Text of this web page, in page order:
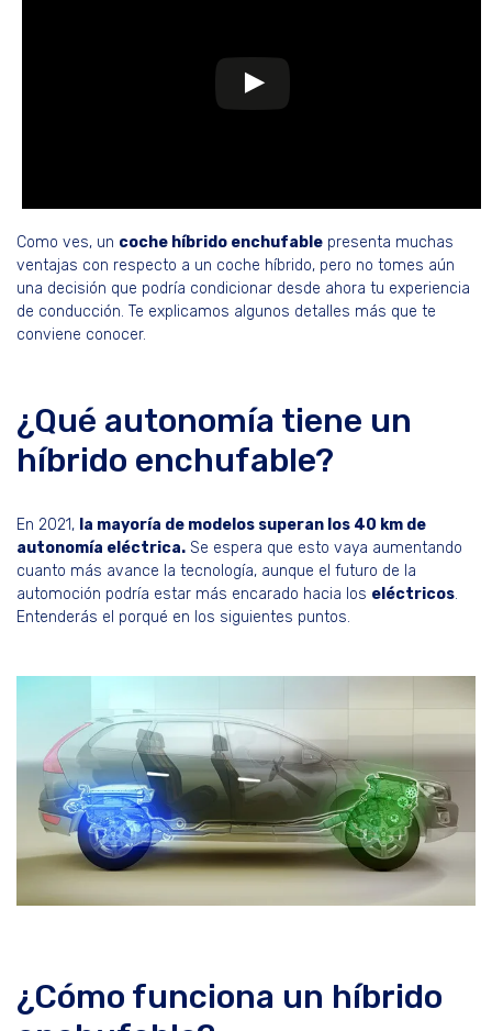
Como ves, un coche híbrido enchufable presenta muchas
ventajas con respecto a un coche híbrido, pero no tomes aún
una decisión que podría condicionar desde ahora tu experiencia
de conducción. Te explicamos algunos detalles más que te
conviene conocer.
¿Qué autonomía tiene un
híbrido enchufable?
En 2021, la mayoría de modelos superan los 40 km de
autonomía eléctrica. Se espera que esto vaya aumentando
cuanto más avance la tecnología, aunque el futuro de la
automoción podría estar más encarado hacia los eléctricos.
Entenderás el porqué en los siguientes puntos.
¿Cómo funciona un híbrido